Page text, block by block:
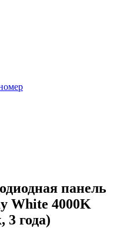
панель
White 4000K
года)